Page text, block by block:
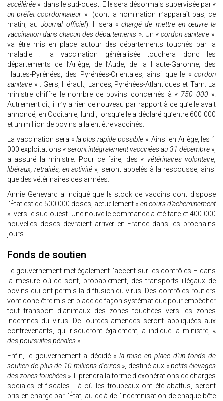
accélérée » dans le sud-ouest. Elle sera désormais supervisée par «
un préfet coordonnateur » (dont la nomination n’apparaît pas, ce
matin, auJournal officiel). Il sera « chargé de mettre en œuvre la
vaccination dans chacun des départements ». Un « cordon sanitaire»
va être mis en place autour des départements touchés par la
maladie : la vaccination généralisée touchera donc les
départements de l’Ariège, de l’Aude, de la Haute-Garonne, des
Hautes-Pyrénées, des Pyrénées-Orientales, ainsi que le «cordon
sanitaire » : Gers, Hérault, Landes, Pyrénées-Atlantiques et Tarn. La
ministre chiffre le nombre de bovins concernés à « 750 000 ».
Autrement dit, il n’y a rien de nouveau par rapport à ce qu’elle avait
annoncé, en Occitanie, lundi, lorsqu’elle a déclaré qu’entre 600 000
et un million de bovins allaient être vaccinés.
La vaccination sera « la plus rapide possible». Ainsi en Ariège, les 1
000 exploitations « seront intégralement vaccinées au 31 décembre»,
a assuré la ministre. Pour ce faire, des « vétérinaires volontaire,
libéraux, retraités, en activité », seront appelés à la rescousse, ainsi
que des vétérinaires des armées.
Annie Genevard a indiqué que le stock de vaccins dont dispose
l’État est de 500 000 doses, actuellement « en cours d’acheminement
» vers le sud-ouest. Une nouvelle commande a été faite et 400 000
nouvelles doses devraient arriver en France dans les prochains
jours.
Fonds de soutien
Le gouvernement met également l’accent sur les contrôles – dans
la mesure où ce sont, probablement, des transports illégaux de
bovins qui ont permis la diffusion du virus. Des contrôles routiers
vont donc être mis en place de façon systématique pour empêcher
tout transport d’animaux des zones touchées vers les zones
indemnes du virus. De lourdes amendes seront appliquées aux
contrevenants, qui risqueront également, a indiqué la ministre, «
des poursuites pénales ».
Enfin, le gouvernement a décidé «la mise en place d’un fonds de
soutien de plus de 10 millions d’euros», destiné aux «petits élevages
des zones touchées ». Il prendra la forme d’exonérations de charges
sociales et fiscales. Là où les troupeaux ont été abattus, seront
pris en charge par l’État, au-delà de l’indemnisation de chaque bête